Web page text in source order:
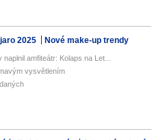
2025 Nové make-up trendy
amfiteátr: Kolaps na Let...
vysvětlením